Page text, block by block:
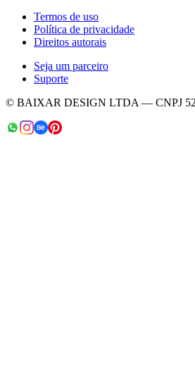
Termos de uso
Política de privacidade
Direitos autorais
Seja um parceiro
Suporte
© BAIXAR DESIGN LTDA — CNPJ